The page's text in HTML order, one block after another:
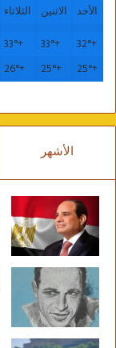
الأحد
الاثنين الثلاثاء
+
32°
+
33°
+
33°
+
25°
+
25°
+
26°
الأشهر